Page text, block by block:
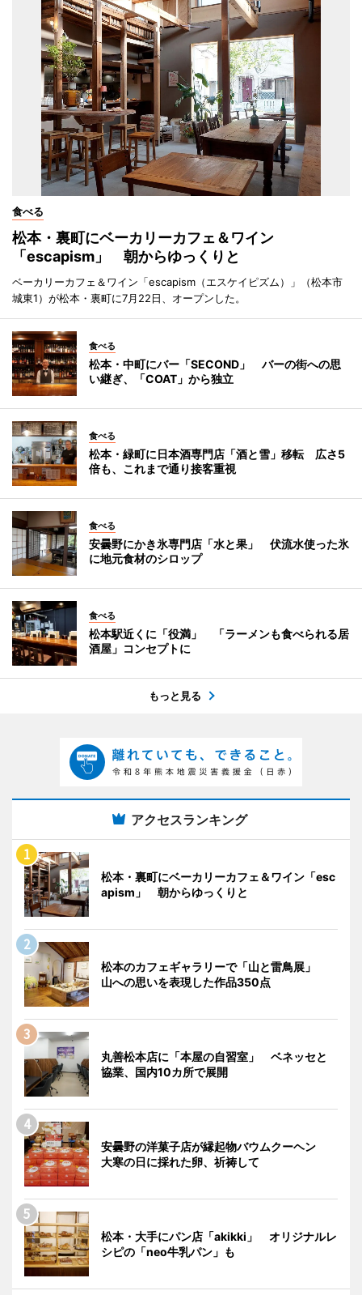
食べる
松本・裏町にベーカリーカフェ＆ワイン
「escapism」 朝からゆっくりと
ベーカリーカフェ＆ワイン「escapism（エスケイピズム）」（松本市
城東1）が松本・裏町に7月22日、オープンした。
食べる
松本・中町にバー「SECOND」 バーの街への思
い継ぎ、「COAT」から独立
食べる
松本・緑町に日本酒専門店「酒と雪」移転 広さ5
倍も、これまで通り接客重視
食べる
安曇野にかき氷専門店「水と果」 伏流水使った氷
に地元食材のシロップ
食べる
松本駅近くに「役満」 「ラーメンも食べられる居
酒屋」コンセプトに
もっと見る
アクセスランキング
松本・裏町にベーカリーカフェ＆ワイン「esc
apism」 朝からゆっくりと
松本のカフェギャラリーで「山と雷鳥展」
山への思いを表現した作品350点
丸善松本店に「本屋の自習室」 ベネッセと
協業、国内10カ所で展開
安曇野の洋菓子店が縁起物バウムクーヘン
大寒の日に採れた卵、祈祷して
松本・大手にパン店「akikki」 オリジナルレ
シピの「neo牛乳パン」も